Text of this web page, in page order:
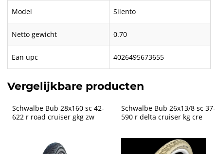
Model Silento
Netto gewicht 0.70
Ean upc 4026495673655
Vergelijkbare producten
Schwalbe Bub 28x160 sc 42-
622 r road cruiser gkg zw
Schwalbe Bub 26x13/8 sc 37-
590 r delta cruiser kg cre